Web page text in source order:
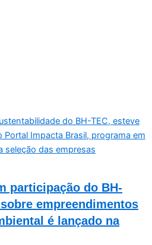
participação do BH-
empreendimentos
é lançado na